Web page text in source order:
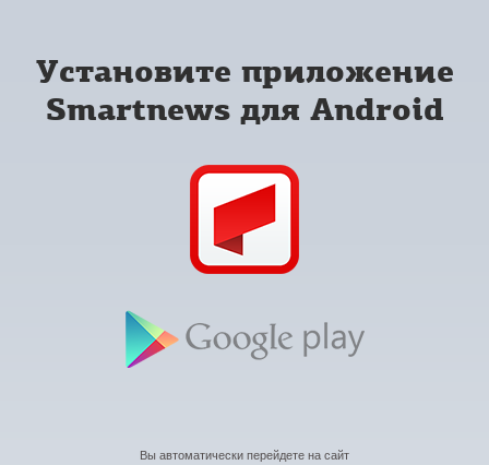
Установите приложение
Smartnews для Android
Вы автоматически перейдете на сайт